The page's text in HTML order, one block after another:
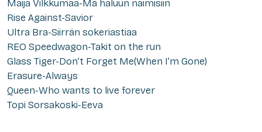
Maija Vilkkumaa-Mä haluun naimisiin
Rise Against-Savior
Ultra Bra-Siirrän sokeriastiaa
REO Speedwagon-Takit on the run
Glass Tiger-Don’t Forget Me(When I’m Gone)
Erasure-Always
Queen-Who wants to live forever
Topi Sorsakoski-Eeva